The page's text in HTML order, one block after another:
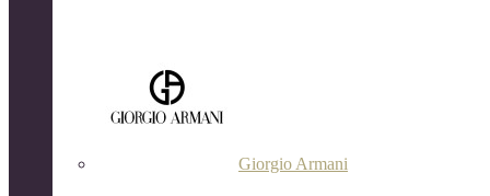
Giorgio Armani